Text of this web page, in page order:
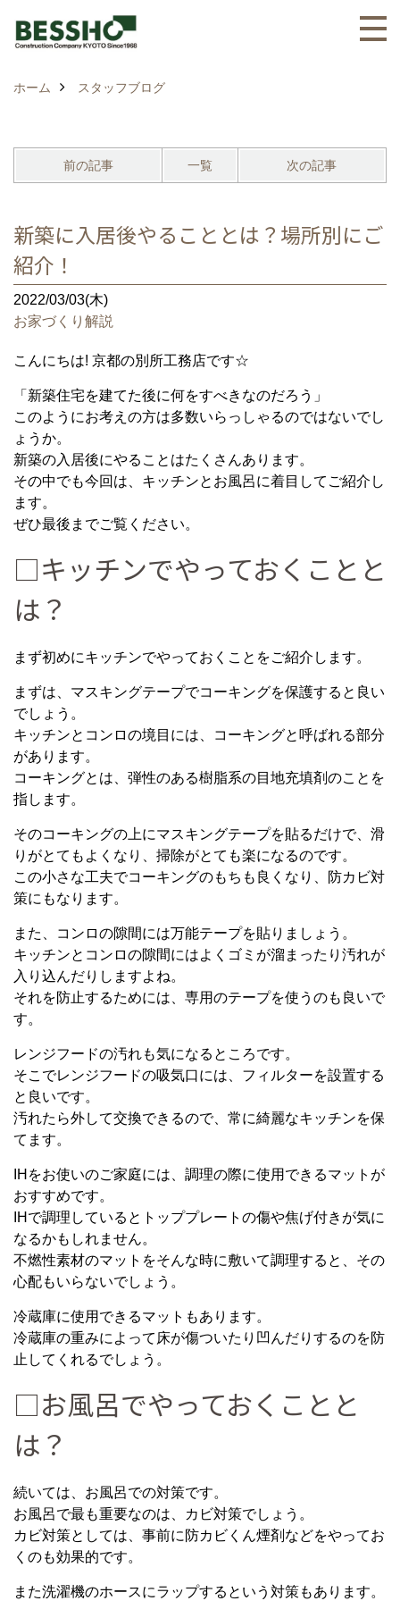
ホーム スタッフブログ
前の記事 一覧 次の記事
新築に入居後やることとは？場所別にご
紹介！
2022/03/03(木)
お家づくり解説
こんにちは! 京都の別所工務店です☆
「新築住宅を建てた後に何をすべきなのだろう」
このようにお考えの方は多数いらっしゃるのではないでし
ょうか。
新築の入居後にやることはたくさんあります。
その中でも今回は、キッチンとお風呂に着目してご紹介し
ます。
ぜひ最後までご覧ください。
□キッチンでやっておくことと
は？
まず初めにキッチンでやっておくことをご紹介します。
まずは、マスキングテープでコーキングを保護すると良い
でしょう。
キッチンとコンロの境目には、コーキングと呼ばれる部分
があります。
コーキングとは、弾性のある樹脂系の目地充填剤のことを
指します。
そのコーキングの上にマスキングテープを貼るだけで、滑
りがとてもよくなり、掃除がとても楽になるのです。
この小さな工夫でコーキングのもちも良くなり、防カビ対
策にもなります。
また、コンロの隙間には万能テープを貼りましょう。
キッチンとコンロの隙間にはよくゴミが溜まったり汚れが
入り込んだりしますよね。
それを防止するためには、専用のテープを使うのも良いで
す。
レンジフードの汚れも気になるところです。
そこでレンジフードの吸気口には、フィルターを設置する
と良いです。
汚れたら外して交換できるので、常に綺麗なキッチンを保
てます。
IHをお使いのご家庭には、調理の際に使用できるマットが
おすすめです。
IHで調理しているとトッププレートの傷や焦げ付きが気に
なるかもしれません。
不燃性素材のマットをそんな時に敷いて調理すると、その
心配もいらないでしょう。
冷蔵庫に使用できるマットもあります。
冷蔵庫の重みによって床が傷ついたり凹んだりするのを防
止してくれるでしょう。
□お風呂でやっておくことと
は？
続いては、お風呂での対策です。
お風呂で最も重要なのは、カビ対策でしょう。
カビ対策としては、事前に防カビくん煙剤などをやってお
くのも効果的です。
また洗濯機のホースにラップするという対策もあります。